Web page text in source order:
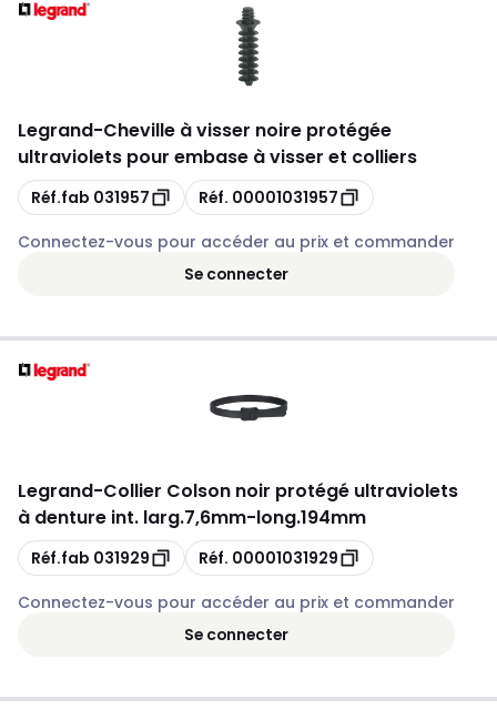
Legrand-Cheville à visser noire protégée
ultraviolets pour embase à visser et colliers
Copie
Réf.fab 031957 Copie
Réf. 00001031957
Connectez-vous pour accéder au prix et commander
Se connecter
Legrand-Collier Colson noir protégé ultraviolets
à denture int. larg.7,6mm-long.194mm
Copie
Réf.fab 031929 Copie
Réf. 00001031929
Connectez-vous pour accéder au prix et commander
Se connecter